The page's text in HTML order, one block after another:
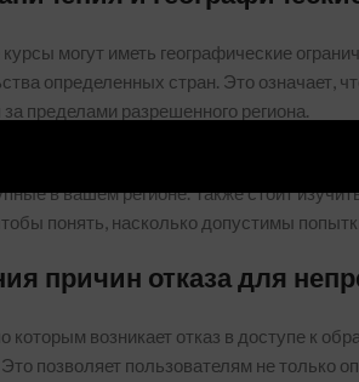
могут иметь географические
определенных стран. Это означает,
пределами разрешенного региона.
может быть сложным. В
в вашем регионе. Также стоит
понять, насколько допустимы
причин отказа для
которым возникает отказ в доступе к
позволяет пользователям не только